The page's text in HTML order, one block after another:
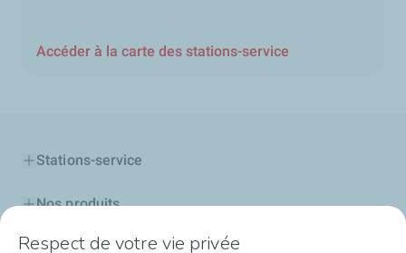
Accéder à la carte des stations-service
Stations-service
Nos produits
Cartes TotalEnergies
Respect de votre vie privée